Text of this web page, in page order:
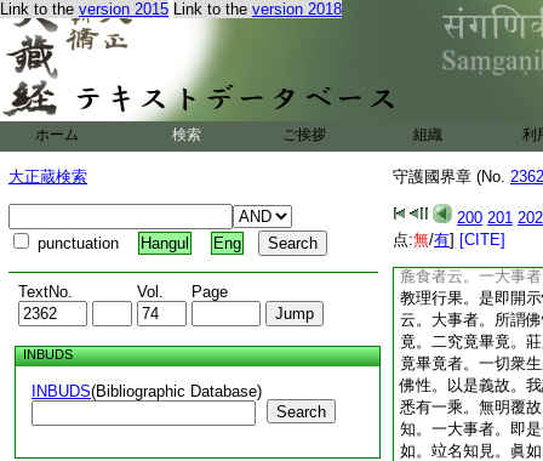
Link to the version 2015 Link to the version 2018
ホーム 検索 ご挨拶 組織 利
大正蔵検索
punctuation Hangul Eng
TextNo. Vol. Page
INBUDS
INBUDS(Bibliographic Database)
Search
守護國界章 (No.
200 201 202
点:無/有] [CITE]
一法具一切法故。
因義。果義故。具
違諸師釋者。此亦
一大事者。三徳祕
事。故知。理事圓
知即法性。是故名
名能見。能知能見
倶名知見。今麁食
教文。是故。駁未
駁麁食者所示一大事
麁食者云。一大事
教理行果。是即開
云。大事者。所謂
竟。二究竟畢竟。
竟畢竟者。一切衆
佛性。以是義故。
悉有一乘。無明覆
知。一大事者。即
如。竝名知見。眞